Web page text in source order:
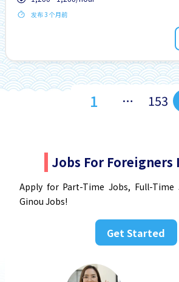
发布 3 个月前
1 … 153
Jobs For Foreigners
Apply for Part-Time Jobs, Full-Time
Ginou Jobs!
Get Started